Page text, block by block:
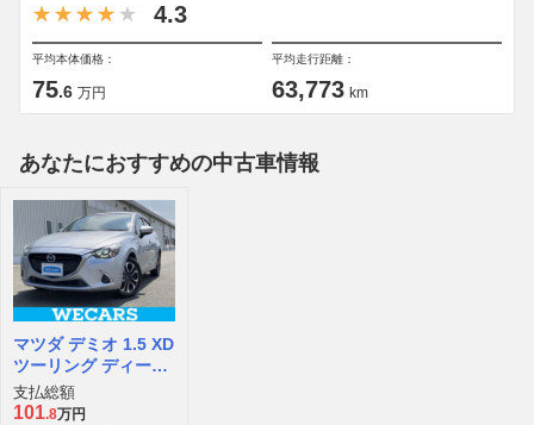
4.3
平均本体価格：
75.6 万円
平均走行距離：
63,773 km
あなたにおすすめの中古車情報
マツダ デミオ 1.5 XD
ツーリング ディーゼ
ルターボ
支払総額
101.8万円